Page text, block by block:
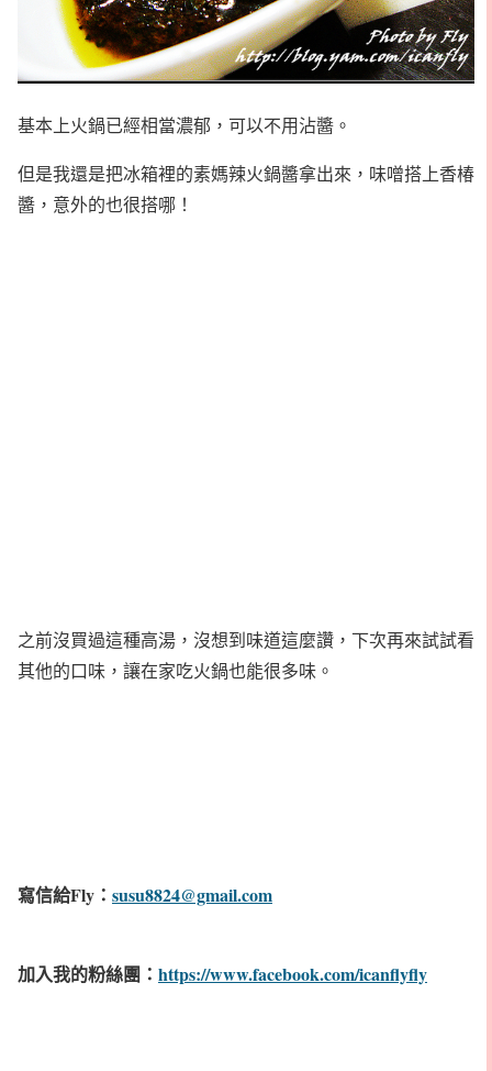
基本上火鍋已經相當濃郁，可以不用沾醬。
但是我還是把冰箱裡的素媽辣火鍋醬拿出來，味噌搭上香椿
醬，意外的也很搭哪！
之前沒買過這種高湯，沒想到味道這麼讚，下次再來試試看
其他的口味，讓在家吃火鍋也能很多味。
寫信給Fly： susu8824@gmail.com
加入我的粉絲團： https://www.facebook.com/icanflyfly